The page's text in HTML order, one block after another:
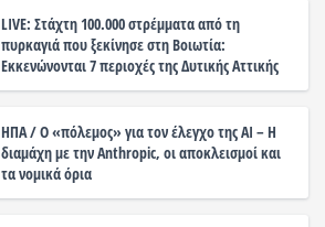
LIVE: Στάχτη 100.000 στρέμματα από τη
πυρκαγιά που ξεκίνησε στη Βοιωτία:
Εκκενώνονται 7 περιοχές της Δυτικής Αττικής
ΗΠΑ / Ο «πόλεμος» για τον έλεγχο της ΑΙ – Η
διαμάχη με την Anthropic, οι αποκλεισμοί και
τα νομικά όρια